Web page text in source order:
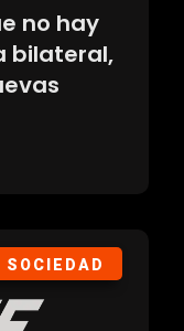
no hay
bilateral,
SOCIEDAD